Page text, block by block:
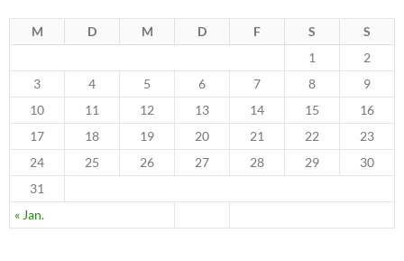
M D M D F S S
« Jan.
1
2
3
4 5 6 7 8
9
10
11 12 13 14 15
16
17
18 19 20 21 22
23
24
25 26 27 28 29
30
31